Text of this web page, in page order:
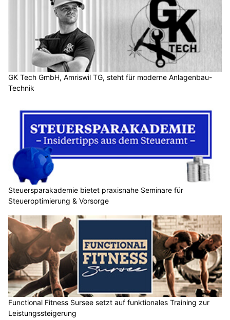
GK Tech GmbH, Amriswil TG, steht für moderne Anlagenbau-
Technik
Steuersparakademie bietet praxisnahe Seminare für
Steueroptimierung & Vorsorge
Functional Fitness Sursee setzt auf funktionales Training zur
Leistungssteigerung